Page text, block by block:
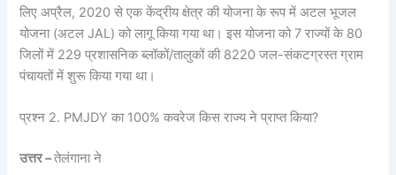
लिए अप्रैल, 2020 से एक केंद्रीय क्षेत्र की योजना के रूप में अटल भूजल
योजना (अटल JAL) को लागू किया गया था। इस योजना को 7 राज्यों के 80
जिलों में 229 प्रशासनिक ब्लॉकों/तालुकों की 8220 जल-संकटग्रस्त ग्राम
पंचायतों में शुरू किया गया था।
प्रश्न 2. PMJDY का 100% कवरेज किस राज्य ने प्राप्त किया?
उत्तर –तेलंगाना ने